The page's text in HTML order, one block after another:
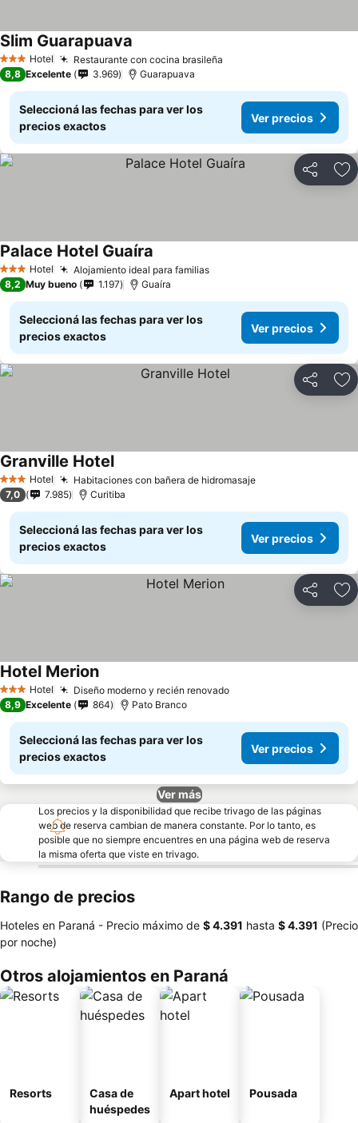
3 Estrellas
Hotel Restaurante con cocina brasileña
Slim Guarapuava
8,8 Excelente 3.969 Guarapuava
Seleccioná las fechas para ver los
precios exactos
Ver precios
Compartir
3 Estrellas
Hotel Alojamiento ideal para familias
Palace Hotel Guaíra
8,2 Muy bueno 1.197 Guaíra
Seleccioná las fechas para ver los
precios exactos
Ver precios
Compartir
3 Estrellas
Hotel Habitaciones con bañera de hidromasaje
Granville Hotel
7,0 7.985 Curitiba
Seleccioná las fechas para ver los
precios exactos
Ver precios
Compartir
3 Estrellas
Hotel Diseño moderno y recién renovado
Hotel Merion
8,9 Excelente 864 Pato Branco
Seleccioná las fechas para ver los
precios exactos
Ver precios
Ver más
Los precios y la disponibilidad que recibe trivago de las páginas
web de reserva cambian de manera constante. Por lo tanto, es
posible que no siempre encuentres en una página web de reserva
la misma oferta que viste en trivago.
Rango de precios
Hoteles en Paraná - Precio máximo de ‎$ 4.391 hasta ‎$ 4.391 (Precio
por noche)
Otros alojamientos en Paraná
Resorts
Casa de
huéspedes
Apart hotel Pousada